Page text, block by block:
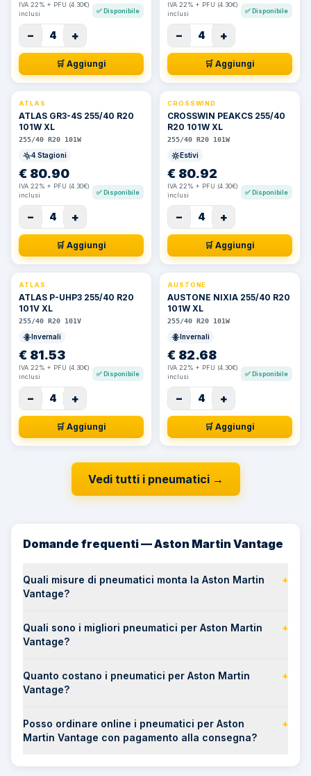
IVA 22% + PFU (4.30€)
inclusi
✅Disponibile
− 4 +
🛒 Aggiungi
IVA 22% + PFU (4.30€)
inclusi
✅Disponibile
− 4 +
🛒 Aggiungi
ATLAS
ATLAS GR3-4S 255/40 R20
101W XL
255/40 R20 101W
4 Stagioni
€ 80.90
IVA 22% + PFU (4.30€)
inclusi
✅Disponibile
− 4 +
🛒 Aggiungi
CROSSWIND
CROSSWIN PEAKCS 255/40
R20 101W XL
255/40 R20 101W
Estivi
€ 80.92
IVA 22% + PFU (4.30€)
inclusi
✅Disponibile
− 4 +
🛒 Aggiungi
ATLAS
ATLAS P-UHP3 255/40 R20
101V XL
255/40 R20 101V
Invernali
€ 81.53
IVA 22% + PFU (4.30€)
inclusi
✅Disponibile
− 4 +
🛒 Aggiungi
AUSTONE
AUSTONE NIXIA 255/40 R20
101W XL
255/40 R20 101W
Invernali
€ 82.68
IVA 22% + PFU (4.30€)
inclusi
✅Disponibile
− 4 +
🛒 Aggiungi
Vedi tutti i pneumatici→
Domande frequenti — Aston Martin Vantage
Quali misure di pneumatici monta la Aston Martin
Vantage?
+
Quali sono i migliori pneumatici per Aston Martin
Vantage?
+
Quanto costano i pneumatici per Aston Martin
Vantage?
+
Posso ordinare online i pneumatici per Aston
Martin Vantage con pagamento alla consegna?
+